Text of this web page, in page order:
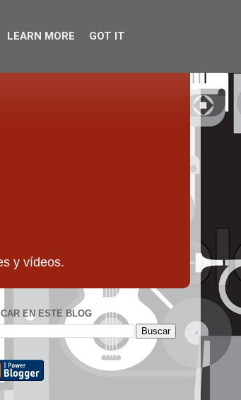
y vídeos.
EN ESTE BLOG
LEARN MORE GOT IT